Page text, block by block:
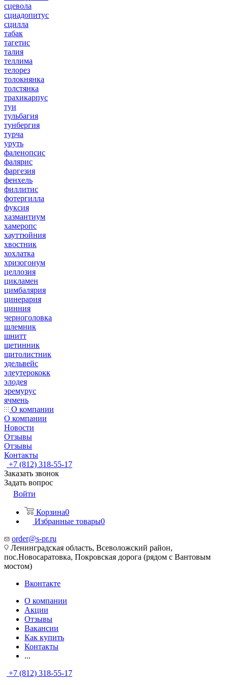
сцевола
сциадопитус
сцилла
табак
тагетис
талия
теллима
телорез
толокнянка
толстянка
трахикарпус
туи
тульбагия
тунбергия
турча
уруть
фаленопсис
фалярис
фаргезия
фенхель
филлитис
фотергилла
фуксия
хазмантиум
хамеропс
хауттюйния
хвостник
хохлатка
хризогонум
целлозия
цикламен
цимбалярия
цинерария
цинния
черноголовка
шлемник
шнитт
щетинник
щитолистник
эдельвейс
элеутерококк
элодея
эремурус
ячмень
О компании
О компании
Новости
Отзывы
Отзывы
Контакты
+7 (812) 318-55-17
Заказать звонок
Задать вопрос
Войти
Корзина0
Избранные товары0
order@s-pr.ru
Ленинградская область, Всеволожский район,
пос.Новосаратовка, Покровская дорога (рядом с Вантовым
мостом)
Вконтакте
О компании
Акции
Отзывы
Вакансии
Как купить
Контакты
...
+7 (812) 318-55-17